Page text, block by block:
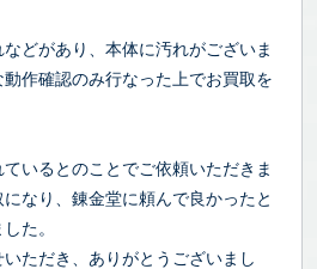
どがあり、本体に汚れがございま
作確認のみ行なった上でお買取を
いるとのことでご依頼いただきま
なり、錬金堂に頼んで良かったと
た。
ただき、ありがとうございまし